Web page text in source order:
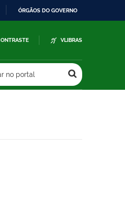
ÓRGÃOS DO GOVERNO
VLIBRAS
no portal